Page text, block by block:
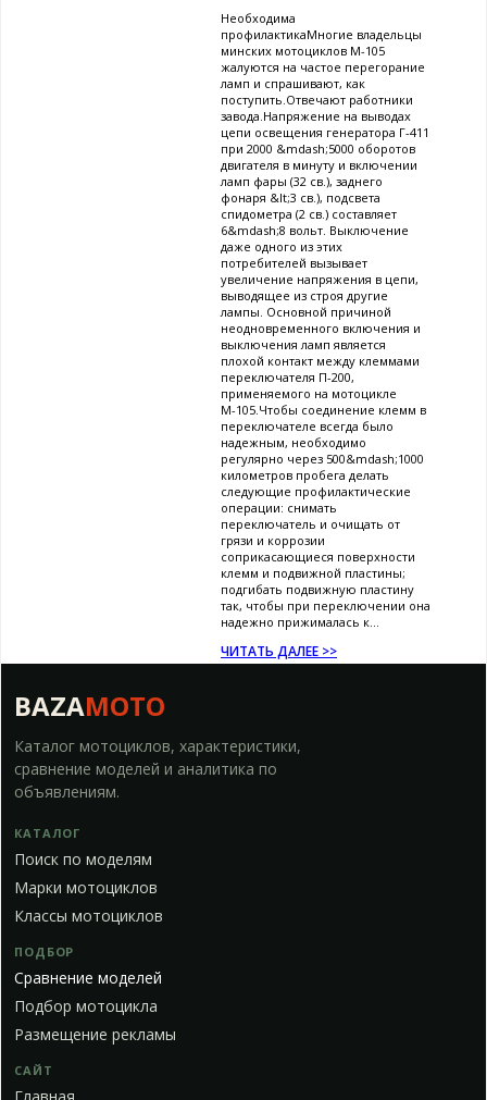
Необходима
профилактикаМногие владельцы
минских мотоциклов М-105
жалуются на частое перегорание
ламп и спрашивают, как
поступить.Отвечают работники
завода.Напряжение на выводах
цепи освещения генератора Г-411
при 2000 &mdash;5000 оборотов
двигателя в минуту и включении
ламп фары (32 св.), заднего
фонаря &lt;3 св.), подсвета
спидометра (2 св.) составляет
6&mdash;8 вольт. Выключение
даже одного из этих
потребителей вызывает
увеличение напряжения в цепи,
выводящее из строя другие
лампы. Основной причиной
неодновременного включения и
выключения ламп является
плохой контакт между клеммами
переключателя П-200,
применяемого на мотоцикле
М-105.Чтобы соединение клемм в
переключателе всегда было
надежным, необходимо
регулярно через 500&mdash;1000
километров пробега делать
следующие профилактические
операции: снимать
переключатель и очищать от
грязи и коррозии
соприкасающиеся поверхности
клемм и подвижной пластины;
подгибать подвижную пластину
так, чтобы при переключении она
надежно прижималась к...
ЧИТАТЬ ДАЛЕЕ >>
BAZAMOTO
Каталог мотоциклов, характеристики,
сравнение моделей и аналитика по
объявлениям.
КАТАЛОГ
Поиск по моделям
Марки мотоциклов
Классы мотоциклов
ПОДБОР
Сравнение моделей
Подбор мотоцикла
Размещение рекламы
САЙТ